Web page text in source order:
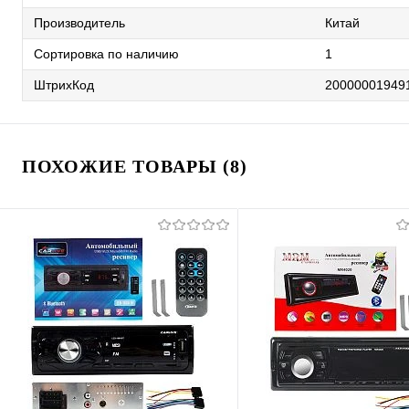
Производитель Китай
Сортировка по наличию 1
ШтрихКод
ПОХОЖИЕ ТОВАРЫ (8)